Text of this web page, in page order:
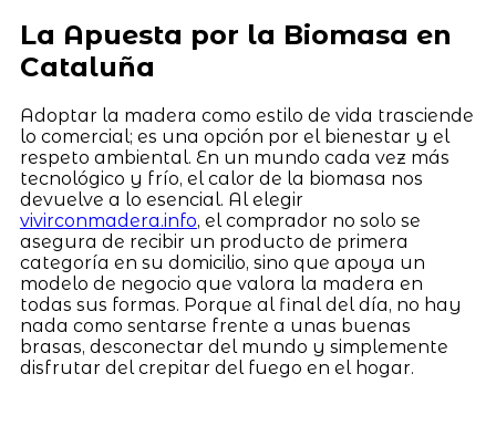
La Apuesta por la Biomasa en
Cataluña
Adoptar la madera como estilo de vida trasciende
lo comercial; es una opción por el bienestar y el
respeto ambiental. En un mundo cada vez más
tecnológico y frío, el calor de la biomasa nos
devuelve a lo esencial. Al elegir
vivirconmadera.info, el comprador no solo se
asegura de recibir un producto de primera
categoría en su domicilio, sino que apoya un
modelo de negocio que valora la madera en
todas sus formas. Porque al final del día, no hay
nada como sentarse frente a unas buenas
brasas, desconectar del mundo y simplemente
disfrutar del crepitar del fuego en el hogar.